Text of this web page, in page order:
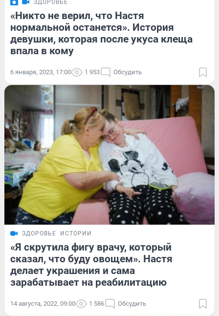
ЗДОРОВЬЕ
«Никто не верил, что Настя
нормальной останется». История
девушки, которая после укуса клеща
впала в кому
6 января, 2023, 17:00 1 953 Обсудить
ЗДОРОВЬЕ ИСТОРИИ
«Я скрутила фигу врачу, который
сказал, что буду овощем». Настя
делает украшения и сама
зарабатывает на реабилитацию
14 августа, 2022, 09:00 1 586 Обсудить